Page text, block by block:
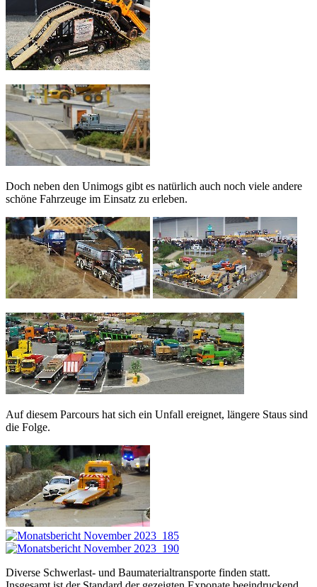
Doch neben den Unimogs gibt es natürlich auch noch viele andere
schöne Fahrzeuge im Einsatz zu erleben.
Auf diesem Parcours hat sich ein Unfall ereignet, längere Staus sind
die Folge.
Diverse Schwerlast- und Baumaterialtransporte finden statt.